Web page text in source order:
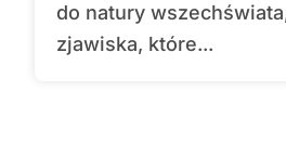
do natury
zjawiska, które...